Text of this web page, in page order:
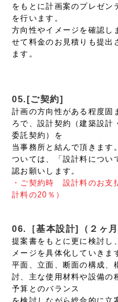
をもとに計画案のプレゼン
を行います。
方向性やイメージを確認し
せて料金のお見積りも提出
ます。
05.[ご契約]
計画の方向性がある程度固
ろで、設計契約（建築設計
委託契約）を
当事務所と結んで頂きます
ついては、「設計料につい
認お願いします。
・ご契約時 設計料のお支
計料の20％）
06.［基本設計]（２ヶ月
提案書をもとに更に検討し
メージを具体化していきま
平面、立面、断面の構成、
討、主な使用材料や設備の
予算とのバランス